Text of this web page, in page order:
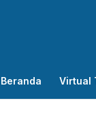
Beranda Virtual